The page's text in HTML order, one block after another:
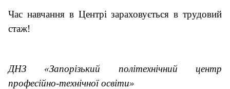
Час навчання в Центрі зараховується в трудовий
стаж!
ДНЗ «Запорізький політехнічний центр
професійно-технічної освіти»